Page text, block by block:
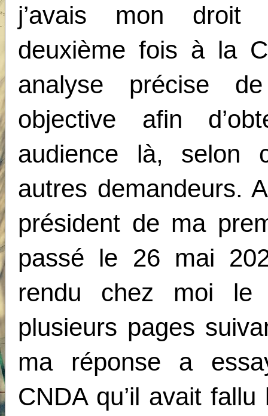
j’avais mon droit
deuxième fois à la
analyse précise
objective afin
audience là, selon
autres demandeurs.
président de ma
passé le 26 mai
rendu chez moi
plusieurs pages
ma réponse a
CNDA qu’il avait